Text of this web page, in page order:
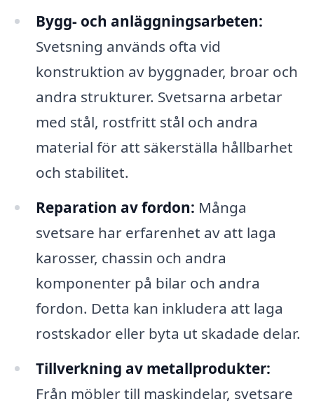
Bygg- och anläggningsarbeten:
Svetsning används ofta vid
konstruktion av byggnader, broar och
andra strukturer. Svetsarna arbetar
med stål, rostfritt stål och andra
material för att säkerställa hållbarhet
och stabilitet.
Reparation av fordon: Många
svetsare har erfarenhet av att laga
karosser, chassin och andra
komponenter på bilar och andra
fordon. Detta kan inkludera att laga
rostskador eller byta ut skadade delar.
Tillverkning av metallprodukter:
Från möbler till maskindelar, svetsare